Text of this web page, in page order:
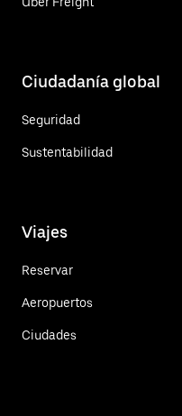
Ciudadanía global
Seguridad
Sustentabilidad
Viajes
Reservar
Aeropuertos
Ciudades